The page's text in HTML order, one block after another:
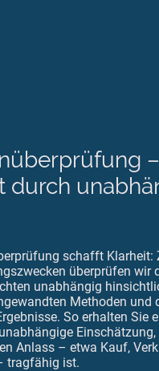
–
durch
schafft Klarheit:
überprüfen wir
unabhängig
Methoden und
So erhalten Sie
Anlass – etwa Kauf,
tragfähig ist.